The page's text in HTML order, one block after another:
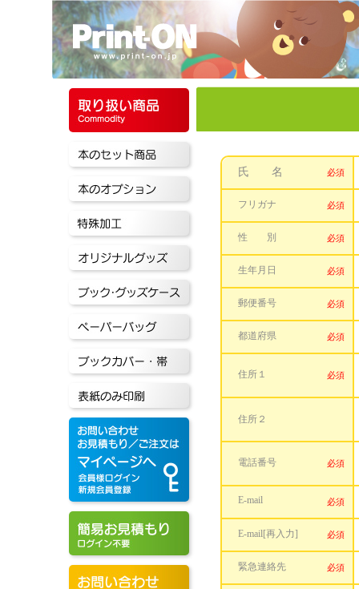
氏 名 必須
フリガナ 必須
性 別 必須
生年月日 必須
郵便番号 必須
都道府県 必須
住所１ 必須
住所２
電話番号 必須
E-mail 必須
E-mail[再入力] 必須
緊急連絡先 必須